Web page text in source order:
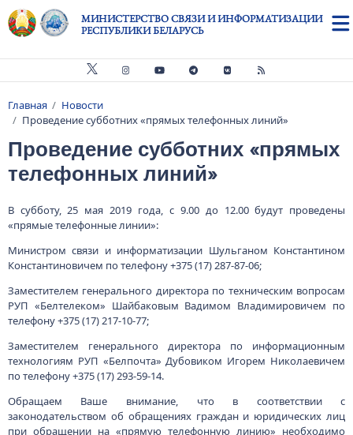
Перейти к основному содержанию
МИНИСТЕРСТВО СВЯЗИ И ИНФОРМАТИЗАЦИИ
РЕСПУБЛИКИ БЕЛАРУСЬ
Строка навигации
Главная
Новости
Проведение субботних «прямых телефонных линий»
Проведение субботних «прямых
телефонных линий»
В субботу, 25 мая 2019 года, с 9.00 до 12.00 будут проведены
«прямые телефонные линии»:
Министром связи и информатизации Шульганом Константином
Константиновичем по телефону +375 (17) 287-87-06;
Заместителем генерального директора п­о техническим вопросам
РУП «Белтелеком» Шайбаковым Вадимом Владимировичем по
телефону +375 (17) 217-10-77;
Заместителем генерального директора по и­нформационным
технологиям РУП «Белпочта»­ Дубовиком Игорем Николаевичем
по телеф­ону +375 (17) 293-59-14.
Обращаем Ваше внимание, что в соответствии с
законодательством об обращениях граждан и юридических лиц
при обращении на «прямую телефонную линию» необходимо